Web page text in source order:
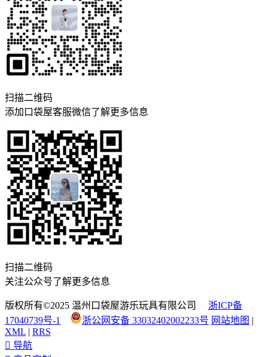
扫描二维码
添加口袋屋客服微信了解更多信息
扫描二维码
关注公众号了解更多信息
版权所有©2025 温州口袋屋游乐玩具有限公司 浙ICP备
17040739号-1
浙公网安备 33032402002233号 网站地图 |
XML | RRS
 导航